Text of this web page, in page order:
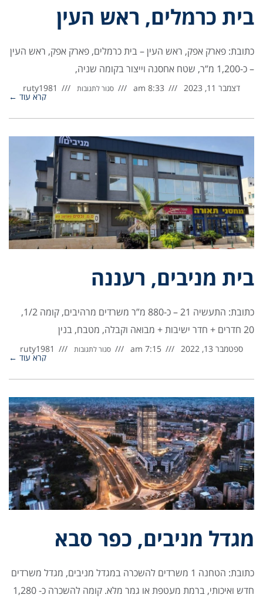
בית כרמלים, ראש העין
כתובת: פארק אפק, ראש העין – בית כרמלים, פארק אפק, ראש העין
– כ-1,200 מ”ר, שטח אחסנה וייצור בקומה שניה,
דצמבר 11, 2023 8:33 am סגור לתגובות ruty1981
קרא עוד ←
בית מניבים, רעננה
כתובת: התעשיה 21 – כ-880 מ”ר משרדים מרהיבים, קומה 1/2,
20 חדרים + חדר ישיבות + מבואה וקבלה, מטבח, בנין
ספטמבר 13, 2022 7:15 am סגור לתגובות ruty1981
קרא עוד ←
מגדל מניבים, כפר סבא
כתובת: הטחנה 1 משרדים להשכרה במגדל מניבים, מגדל משרדים
חדש ואיכותי, ברמת מעטפת או גמר מלא. קומה להשכרה כ- 1,280